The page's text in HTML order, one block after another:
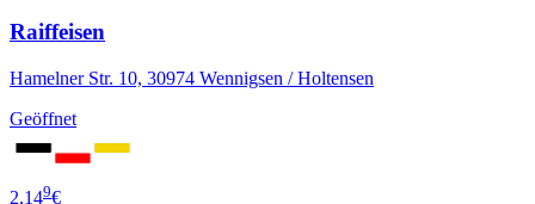
Raiffeisen
Hamelner Str. 10, 30974 Wennigsen / Holtensen
Geöffnet
2,149€